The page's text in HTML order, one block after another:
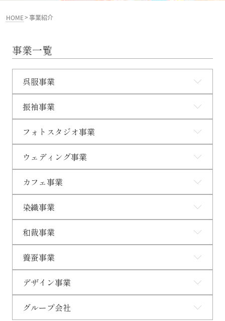
HOME>事業紹介
事業一覧
呉服事業
振袖事業
フォトスタジオ事業
ウェディング事業
カフェ事業
染織事業
和裁事業
養蚕事業
デザイン事業
グループ会社